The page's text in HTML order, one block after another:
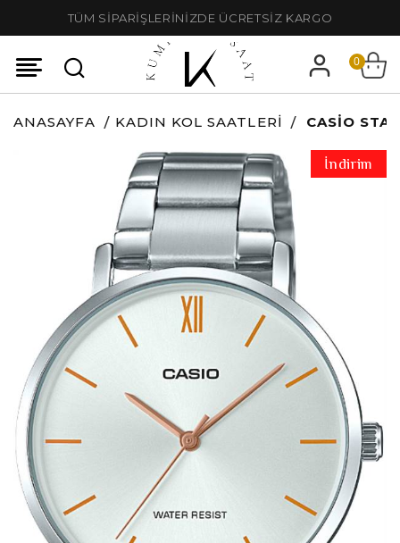
TÜM SİPARİŞLERİNİZDE ÜCRETSİZ KARGO
0
ANASAYFA KADIN KOL SAATLERI CASIO
İndirim